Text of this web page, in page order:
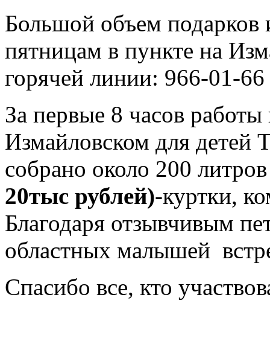
Большой объем
пятницам в пункте на
горячей линии: 966-01-66
За первые 8 часов
Измайловском для детей
собрано около 200
20тыс рублей)-куртки,
Благодаря отзывчивым
областных малышей
Спасибо все, кто